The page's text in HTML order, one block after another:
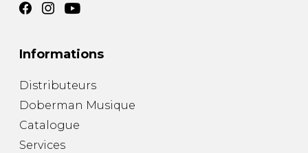
Informations
Distributeurs
Doberman Musique
Catalogue
Services